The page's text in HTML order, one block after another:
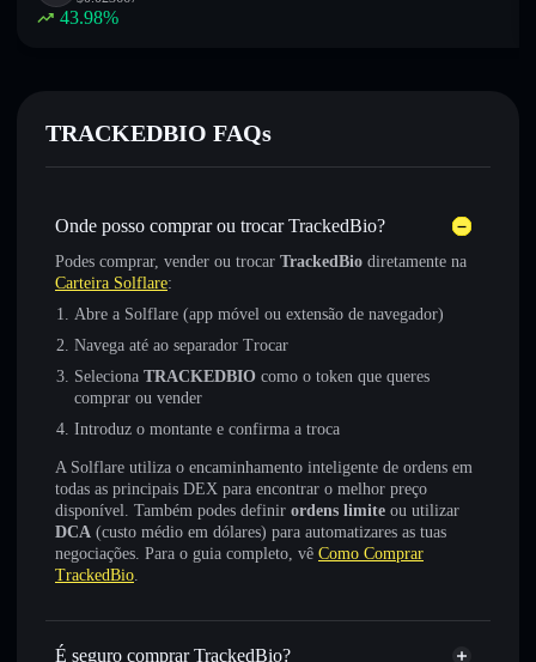
43.98%
TRACKEDBIO FAQs
Onde posso comprar ou trocar TrackedBio?
Podes comprar, vender ou trocar TrackedBio diretamente na
Carteira Solflare:
Abre a Solflare (app móvel ou extensão de navegador)
Navega até ao separador Trocar
Seleciona TRACKEDBIO como o token que queres
comprar ou vender
Introduz o montante e confirma a troca
A Solflare utiliza o encaminhamento inteligente de ordens em
todas as principais DEX para encontrar o melhor preço
disponível. Também podes definir ordens limite ou utilizar
DCA (custo médio em dólares) para automatizares as tuas
negociações. Para o guia completo, vê Como Comprar
TrackedBio.
É seguro comprar TrackedBio?